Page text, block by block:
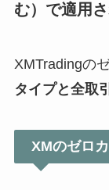
む）で適用
XMTradingの
タイプと全取
XMのゼロ